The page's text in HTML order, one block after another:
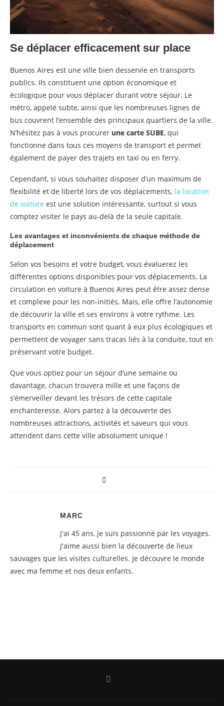
Se déplacer efficacement sur place
Buenos Aires est une ville bien desservie en transports
publics. Ils constituent une option économique et
écologique pour vous déplacer durant votre séjour. Le
métro, appelé subte, ainsi que les nombreuses lignes de
bus couvrent l’ensemble des principaux quartiers de la ville.
N’hésitez pas à vous procurer une carte SUBE, qui
fonctionne dans tous ces moyens de transport et permet
également de payer des trajets en taxi ou en ferry.
Cependant, si vous souhaitez disposer d’un maximum de
flexibilité et de liberté lors de vos déplacements, la location
de voiture est une solution intéressante, surtout si vous
comptez visiter le pays au-delà de la seule capitale.
Les avantages et inconvénients de chaque méthode de
déplacement
Selon vos besoins et votre budget, vous évaluerez les
différentes options disponibles pour vos déplacements. La
circulation en voiture à Buenos Aires peut être assez dense
et complexe pour les non-initiés. Mais, elle offre l’autonomie
de découvrir la ville et ses environs à votre rythme. Les
transports en commun sont quant à eux plus écologiques et
permettent de voyager sans tracas liés à la conduite, tout en
préservant votre budget.
Que vous optiez pour un séjour d’une semaine ou
davantage, chacun trouvera mille et une façons de
s’émerveiller devant les trésors de cette capitale
enchanteresse. Alors partez à la découverte des
nombreuses attractions, activités et saveurs qui vous
attendent dans cette ville absolument unique !
MARC
J'ai 45 ans, je suis passionné par les voyages.
J'aime aussi bien la découverte de lieux
sauvages que les visites culturelles. Je découvre le monde
avec ma femme et nos deux enfants.